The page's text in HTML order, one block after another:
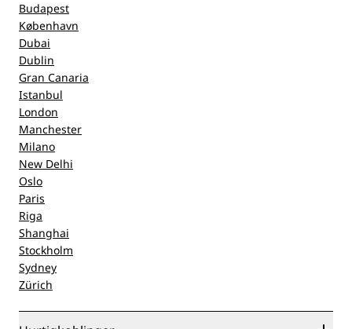
Budapest
København
Dubai
Dublin
Gran Canaria
Istanbul
London
Manchester
Milano
New Delhi
Oslo
Paris
Riga
Shanghai
Stockholm
Sydney
Zürich